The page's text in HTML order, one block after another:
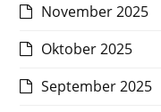
November 2025
Oktober 2025
September 2025